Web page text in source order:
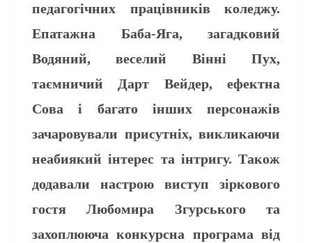
педагогічних працівників коледжу.
Епатажна Баба-Яга, загадковий
Водяний, веселий Вінні Пух,
таємничий Дарт Вейдер, ефектна
Сова і багато інших персонажів
зачаровували присутніх, викликаючи
неабиякий інтерес та інтригу. Також
додавали настрою виступ зіркового
гостя Любомира Згурського та
захоплююча конкурсна програма від